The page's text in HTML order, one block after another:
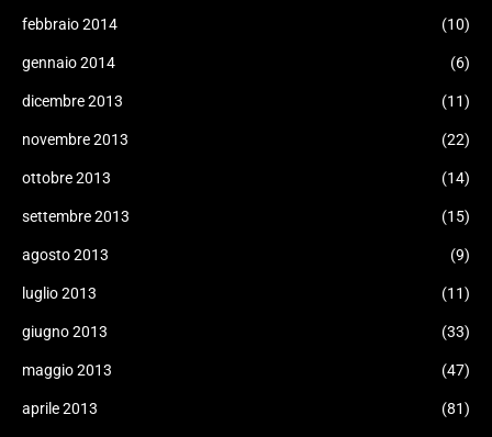
febbraio 2014 (10)
gennaio 2014 (6)
dicembre 2013 (11)
novembre 2013 (22)
ottobre 2013 (14)
settembre 2013 (15)
agosto 2013 (9)
luglio 2013 (11)
giugno 2013 (33)
maggio 2013 (47)
aprile 2013 (81)